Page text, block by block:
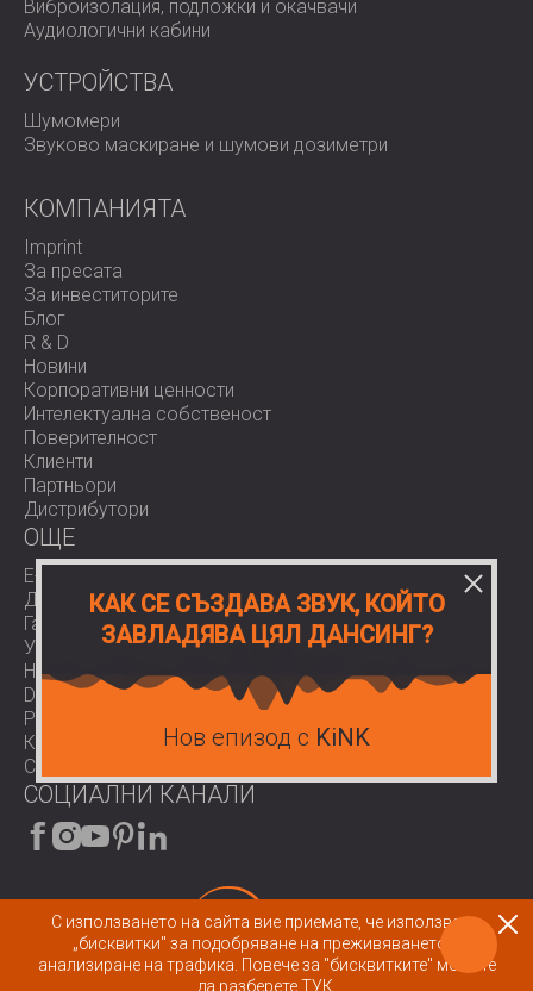
Виброизолация, подложки и окачвачи
Аудиологични кабини
УСТРОЙСТВА
Шумомери
Звуково маскиране и шумови дозиметри
КОМПАНИЯТА
Imprint
За пресата
За инвеститорите
Блог
R & D
Новини
Корпоративни ценности
Интелектуална собственост
Поверителност
Клиенти
Партньори
Дистрибутори
OЩЕ
E-Shop
Доставки
Гаранции
Условия за ползване
Нормативи
Download area
Работа при нас
Контакти
COVID-19
СОЦИАЛНИ КАНАЛИ
© 2026 All rights reserved.
С използването на сайта вие приемате, че използваме
„бисквитки" за подобряване на преживяването и
анализиране на трафика. Повече за "бисквитките" можете
да разберете ТУК.
КАК СЕ СЪЗДАВА ЗВУК, КОЙТО
ЗАВЛАДЯВА ЦЯЛ ДАНСИНГ?
Нов епизод с KiNK